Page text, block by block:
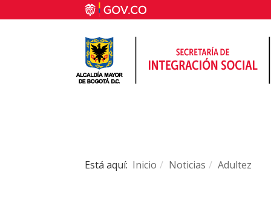
Está aquí: Inicio Noticias Adultez